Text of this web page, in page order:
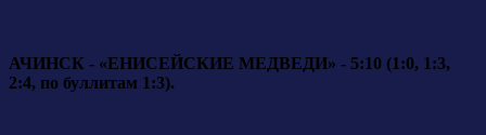
АЧИНСК - «ЕНИСЕЙСКИЕ МЕДВЕДИ» - 5:10 (1:0, 1:3,
2:4, по буллитам 1:3).